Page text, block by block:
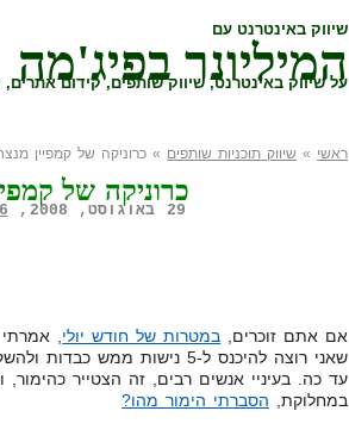
שיווק באינטרנט עם
המיליונר בפיג'מה
על שיווק באינטרנט, שיווק שותפים, קידום אתרים,
ראשי » שיווק תוכניות שותפים » כרוניקה של קמפיין
כרוניקה של
29 באוגוסט, 2008, 6 תגובות
אם אתם זוכרים, במטרות של חודש יולי ,
שאני רוצה להיכנס ל-5 נישות
עד כה. בעיניי אנשים רבים, זה הצטייר כהימור,
במחלוקת, הסברתי הימור מהו?